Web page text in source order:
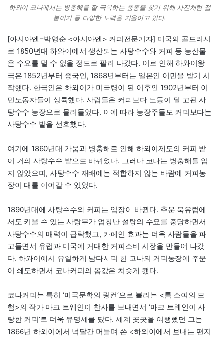
하와이 코나에서는 병충해를 잘 극복하는 품종을 찾기 위해 사진처럼 접
붙이기 등 다양한 노력을 기울이고 있다.
[아시아엔=박영순 <아시아엔> 커피전문기자] 미국의 골드러시
로 1850년대 하와이에서 생산되는 사탕수수와 커피 등 농산물
은 수요를 댈 수 없을 정도로 팔려 나갔다. 이로 인해 하와이왕
국은 1852년부터 중국인, 1868년부터는 일본인 이민을 받기 시
작했다. 한국인은 하와이가 미국령이 된 이후인 1902년부터 이
민노동자들이 상륙했다. 사람들은 커피보다 노동이 덜 고된 사
탕수수 농장으로 몰려들었다. 이에 따라 농장주들도 커피보다는
사탕수수 밭을 선호했다.
여기에 1860년대 가뭄과 병충해로 인해 하와이제도의 커피 밭
이 거의 사탕수수 밭으로 바뀌었다. 그러나 코나는 병충해를 입
지 않았으며, 사탕수수 재배에는 적합하지 않는 바람에 커피농
장이 대를 이어갈 수 있었다.
1890년대에 사탕수수와 커피는 입장이 바뀐다. 추운 북유럽에
서도 키울 수 있는 사탕무가 엄청난 설탕의 수요를 충당하면서
사탕수수의 매력이 급락했고, 카페인 효과는 더욱 사람들을 파
고들면서 유럽과 미국에 거대한 커피소비 시장을 만들어 나갔
다. 하와이에서 유일하게 남다시피 한 코나의 커피농장에 주문
이 쇄도하면서 코나커피의 몸값은 치솟게 됐다.
코나커피는 특히 ‘미국문학의 링컨’으로 불리는 <톰 소여의 모
험>의 작가 마크 트웨인이 찬사를 보내면서 ‘마크 트웨인이 사
랑한 커피’로 더욱 유명세를 탔다. 세계 곳곳을 여행했던 그는
1866년 하와이에서 넉달간 머물며 쓴 <하와이에서 보내는 편지